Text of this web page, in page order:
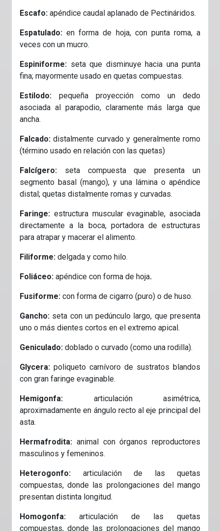
Escafo: apéndice caudal aplanado de Pectináridos.
Espatulado: en forma de hoja, con punta roma, a
veces con un mucro.
Espiniforme: seta que disminuye hacia una punta
fina; mayormente usado en quetas compuestas.
Estilodo: pequeña proyección como un dedo
asociada al parapodio, claramente más larga que
ancha.
Falcado: distalmente curvado y generalmente romo
(término usado en relación con las quetas)
Falcígero: seta compuesta que presenta un
segmento basal (mango), y una lámina o apéndice
distal; quetas distalmente romas y curvadas.
Faringe: estructura muscular evaginable, asociada
directamente a la boca, portadora de estructuras
para atrapar y macerar el alimento.
Filiforme: delgada y como hilo.
Foliáceo: apéndice con forma de hoja.
Fusiforme: con forma de cigarro (puro) o de huso.
Gancho: seta con un pedúnculo largo, que presenta
uno o más dientes cortos en el extremo apical.
Geniculado: doblado o curvado (como una rodilla).
Glycera: poliqueto carnívoro de sustratos blandos
con gran faringe evaginable.
Hemigonfa: articulación asimétrica,
aproximadamente en ángulo recto al eje principal del
asta.
Hermafrodita: animal con órganos reproductores
masculinos y femeninos.
Heterogonfo: articulación de las quetas
compuestas, donde las prolongaciones del mango
presentan distinta longitud.
Homogonfa: articulación de las quetas
compuestas, donde las prolongaciones del mango